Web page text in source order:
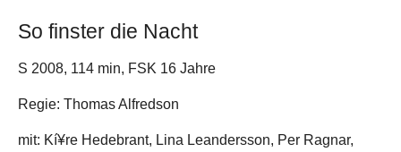
So finster die Nacht
S 2008, 114 min, FSK 16 Jahre
Regie: Thomas Alfredson
mit: Kí¥re Hedebrant, Lina Leandersson, Per Ragnar,